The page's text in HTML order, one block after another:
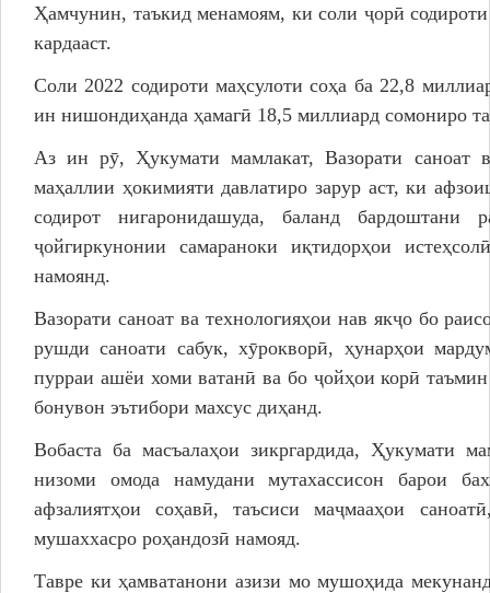
Ҳамчунин, таъкид менамоям, ки соли ҷорӣ
кардааст.
Соли 2022 содироти маҳсулоти соҳа ба 22,8
ин нишондиҳанда ҳамагӣ 18,5 миллиард сомониро
Аз ин рӯ, Ҳукумати мамлакат, Вазорати саноат
маҳаллии ҳокимияти давлатиро зарур аст, ки
содирот нигаронидашуда, баланд бардоштани
ҷойгиркунонии самараноки иқтидорҳои
намоянд.
Вазорати саноат ва технологияҳои нав якҷо бо
рушди саноати сабук, хӯрокворӣ, ҳунарҳои
пурраи ашёи хоми ватанӣ ва бо ҷойҳои корӣ
бонувон эътибори махсус диҳанд.
Вобаста ба масъалаҳои зикргардида, Ҳукумати
низоми омода намудани мутахассисон барои
афзалиятҳои соҳавӣ, таъсиси маҷмааҳои
мушаххасро роҳандозӣ намояд.
Тавре ки ҳамватанони азизи мо мушоҳида